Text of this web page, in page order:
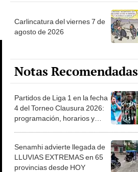
Carlincatura del viernes 7 de
agosto de 2026
Notas Recomendadas
Partidos de Liga 1 en la fecha
4 del Torneo Clausura 2026:
programación, horarios y
Senamhi advierte llegada de
LLUVIAS EXTREMAS en 65
provincias desde HOY